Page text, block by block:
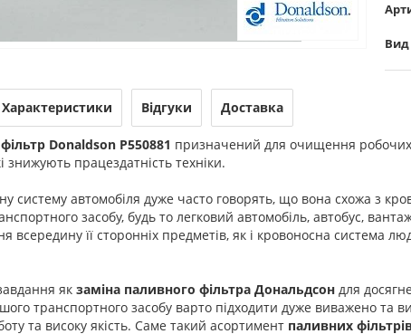
Вид
Характеристики Відгуки Доставка
Donaldson P550881 призначений для очищення робочих
знижують працездатність техніки.
систему автомобіля дуже часто говорять, що вона схожа з
засобу, будь то легковий автомобіль, автобус,
всередину її сторонніх предметів, як і кровоносна система
як заміна паливного фільтра Дональдсондля
транспортного засобу варто підходити дуже виважено та
та високу якість. Саме такий асортимент паливних